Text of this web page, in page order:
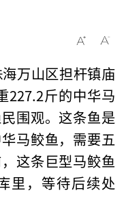
万山区担杆镇庙
227.2斤的中华马
围观。这条鱼是
马鲛鱼，需要五
这条巨型马鲛鱼
里，等待后续处